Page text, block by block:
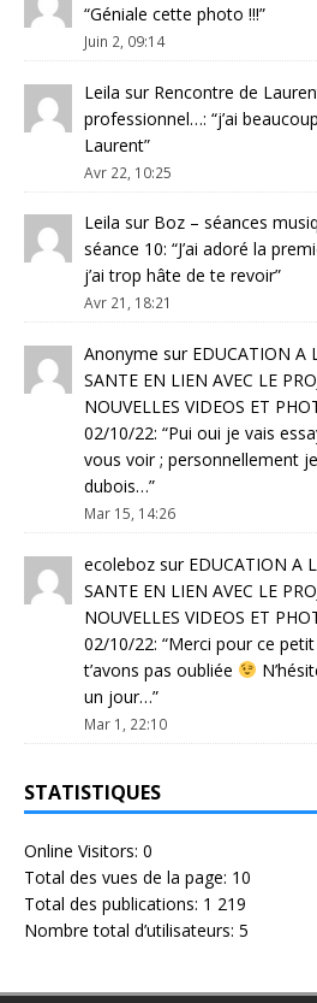
“Géniale cette photo !!!”
Juin 2, 09:14
Leila sur Rencontre de
professionnel…: “j’ai
Laurent”
Avr 22, 10:25
Leila sur Boz – séances
séance 10: “J’ai adoré la
j’ai trop hâte de te revoir”
Avr 21, 18:21
Anonyme sur EDUCATION A
SANTE EN LIEN AVEC LE
NOUVELLES VIDEOS ET
02/10/22: “Pui oui je vais
vous voir ; personnellement
dubois…”
Mar 15, 14:26
ecoleboz sur EDUCATION A
SANTE EN LIEN AVEC LE
NOUVELLES VIDEOS ET
02/10/22: “Merci pour ce
t’avons pas oubliée
un jour…”
Mar 1, 22:10
STATISTIQUES
Online Visitors: 0
Total des vues de la page: 10
Total des publications: 1 219
Nombre total d’utilisateurs: 5